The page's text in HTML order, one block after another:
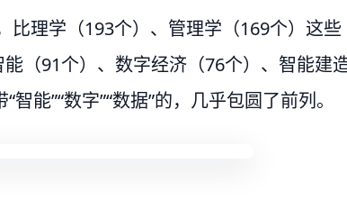
比理学（193个）、管理学（169个）这些
（91个）、数字经济（76个）、智能建
能”“数字”“数据”的，几乎包圆了前列。